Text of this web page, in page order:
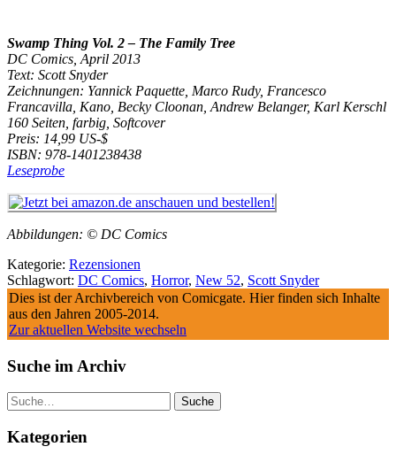
Swamp Thing Vol. 2 – The Family Tree
DC Comics, April 2013
Text: Scott Snyder
Zeichnungen: Yannick Paquette, Marco Rudy, Francesco
Francavilla, Kano, Becky Cloonan, Andrew Belanger, Karl Kerschl
160 Seiten, farbig, Softcover
Preis: 14,99 US-$
ISBN: 978-1401238438
Leseprobe
Abbildungen: © DC Comics
Kategorie: Rezensionen
Schlagwort: DC Comics, Horror, New 52, Scott Snyder
Dies ist der Archivbereich von Comicgate. Hier finden sich Inhalte
aus den Jahren 2005-2014.
Zur aktuellen Website wechseln
Suche im Archiv
Suche
Kategorien